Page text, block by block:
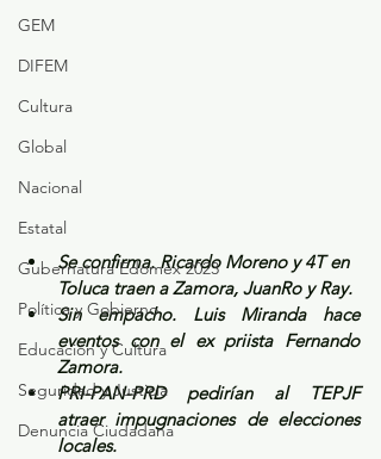
GEM
DIFEM
Cultura
Global
Nacional
Estatal
Gubernatura Edoméx 2023
Política y Gobierno
Educación y Cultura
Seguridad y Justicia
Denuncia Ciudadana
Se confirma. Ricardo Moreno y 4T en
Toluca traen a Zamora, JuanRo y Ray.
Sin empacho. Luis Miranda hace
eventos con el ex priista Fernando
Zamora.
PRI-PAN-PRD pedirían al TEPJF
atraer impugnaciones de elecciones
locales.